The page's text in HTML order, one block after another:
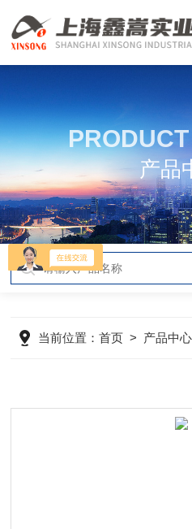
产品
当前位置：首页 > 产品中心